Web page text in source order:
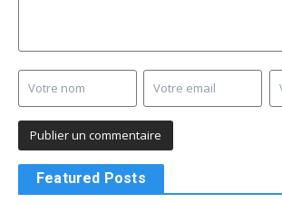
Featured Posts